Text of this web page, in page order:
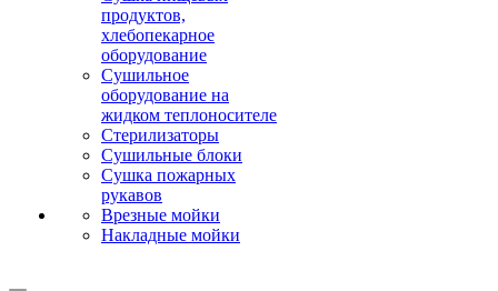
продуктов,
хлебопекарное
оборудование
Сушильное
оборудование на
жидком теплоносителе
Стерилизаторы
Сушильные блоки
Сушка пожарных
рукавов
Врезные мойки
Накладные мойки